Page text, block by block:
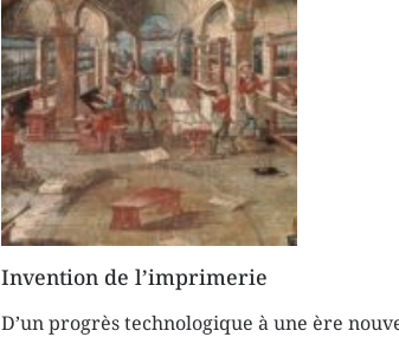
Invention de l’imprimerie
D’un progrès technologique à une ère